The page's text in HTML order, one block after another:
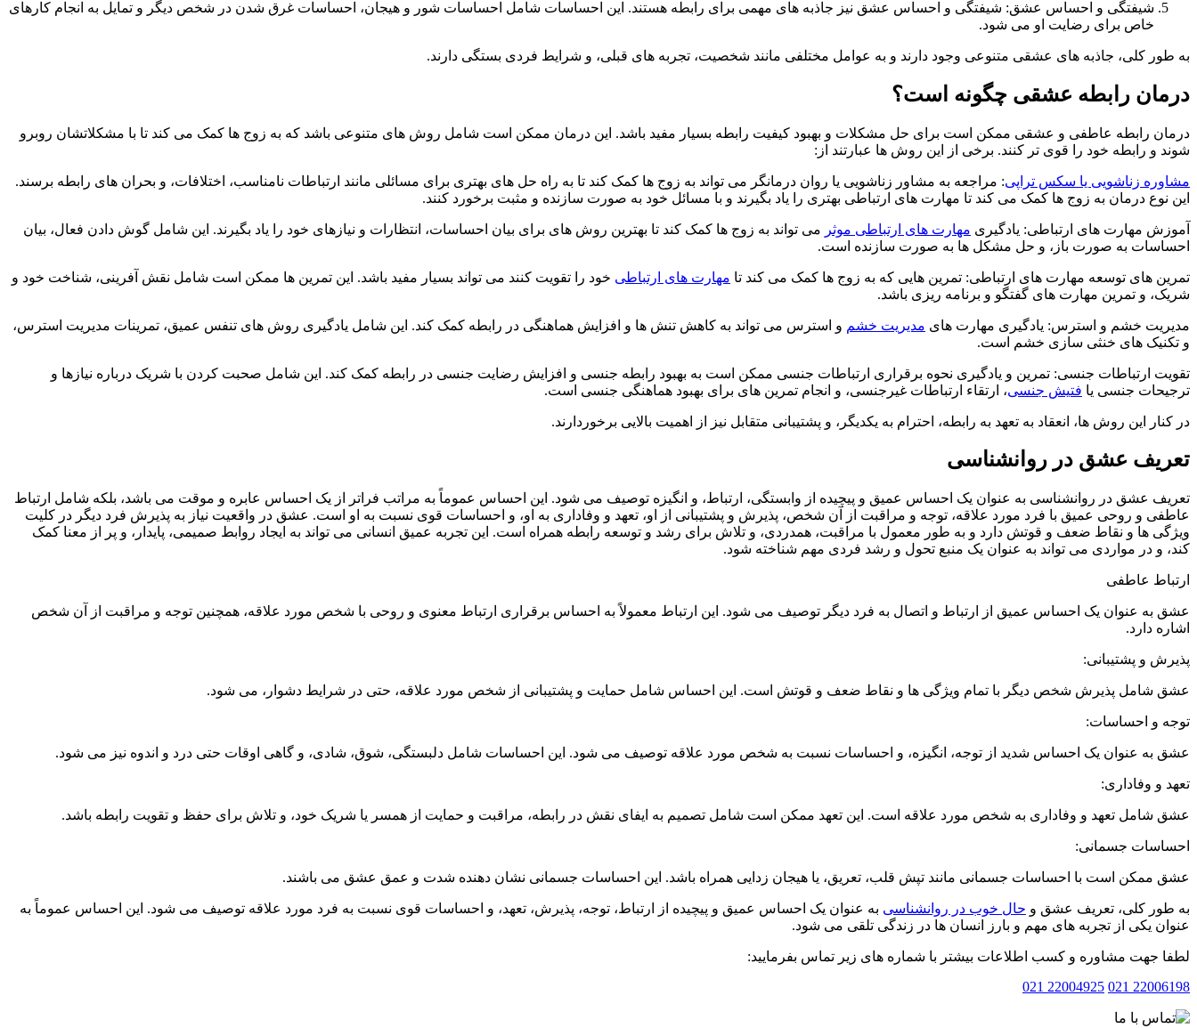
شیفتگی و احساس عشق: شیفتگی و احساس عشق نیز جاذبه های مهمی برای رابطه هستند. این احساسات شامل احساسات شور و هیجان، احساسات غرق شدن در شخص دیگر و تمایل به انجام کارهای
خاص برای رضایت او می شود.
به طور کلی، جاذبه های عشقی متنوعی وجود دارند و به عوامل مختلفی مانند شخصیت، تجربه های قبلی، و شرایط فردی بستگی دارند.
درمان رابطه عشقی چگونه است؟
درمان رابطه عاطفی و عشقی ممکن است برای حل مشکلات و بهبود کیفیت رابطه بسیار مفید باشد. این درمان ممکن است شامل روش های متنوعی باشد که به زوج ها کمک می کند تا با مشکلاتشان روبرو
شوند و رابطه خود را قوی تر کنند. برخی از این روش ها عبارتند از:
مشاوره زناشویی یا سکس تراپی: مراجعه به مشاور زناشویی یا روان درمانگر می تواند به زوج ها کمک کند تا به راه حل های بهتری برای مسائلی مانند ارتباطات نامناسب، اختلافات، و بحران های رابطه برسند.
این نوع درمان به زوج ها کمک می کند تا مهارت های ارتباطی بهتری را یاد بگیرند و با مسائل خود به صورت سازنده و مثبت برخورد کنند.
آموزش مهارت های ارتباطی: یادگیری مهارت های ارتباطی موثر می تواند به زوج ها کمک کند تا بهترین روش های برای بیان احساسات، انتظارات و نیازهای خود را یاد بگیرند. این شامل گوش دادن فعال، بیان
احساسات به صورت باز، و حل مشکل ها به صورت سازنده است.
تمرین های توسعه مهارت های ارتباطی: تمرین هایی که به زوج ها کمک می کند تا مهارت های ارتباطی خود را تقویت کنند می تواند بسیار مفید باشد. این تمرین ها ممکن است شامل نقش آفرینی، شناخت خود و
شریک، و تمرین مهارت های گفتگو و برنامه ریزی باشد.
مدیریت خشم و استرس: یادگیری مهارت های مدیریت خشم و استرس می تواند به کاهش تنش ها و افزایش هماهنگی در رابطه کمک کند. این شامل یادگیری روش های تنفس عمیق، تمرینات مدیریت استرس،
و تکنیک های خنثی سازی خشم است.
تقویت ارتباطات جنسی: تمرین و یادگیری نحوه برقراری ارتباطات جنسی ممکن است به بهبود رابطه جنسی و افزایش رضایت جنسی در رابطه کمک کند. این شامل صحبت کردن با شریک درباره نیازها و
ترجیحات جنسی یا فتیش جنسی، ارتقاء ارتباطات غیرجنسی، و انجام تمرین های برای بهبود هماهنگی جنسی است.
در کنار این روش ها، انعقاد به تعهد به رابطه، احترام به یکدیگر، و پشتیبانی متقابل نیز از اهمیت بالایی برخوردارند.
تعریف عشق در روانشناسی
تعریف عشق در روانشناسی به عنوان یک احساس عمیق و پیچیده از وابستگی، ارتباط، و انگیزه توصیف می شود. این احساس عموماً به مراتب فراتر از یک احساس عابره و موقت می باشد، بلکه شامل ارتباط
عاطفی و روحی عمیق با فرد مورد علاقه، توجه و مراقبت از آن شخص، پذیرش و پشتیبانی از او، تعهد و وفاداری به او، و احساسات قوی نسبت به او است. عشق در واقعیت نیاز به پذیرش فرد دیگر در کلیت
ویژگی ها و نقاط ضعف و قوتش دارد و به طور معمول با مراقبت، همدردی، و تلاش برای رشد و توسعه رابطه همراه است. این تجربه عمیق انسانی می تواند به ایجاد روابط صمیمی، پایدار، و پر از معنا کمک
کند، و در مواردی می تواند به عنوان یک منبع تحول و رشد فردی مهم شناخته شود.
ارتباط عاطفی
عشق به عنوان یک احساس عمیق از ارتباط و اتصال به فرد دیگر توصیف می شود. این ارتباط معمولاً به احساس برقراری ارتباط معنوی و روحی با شخص مورد علاقه، همچنین توجه و مراقبت از آن شخص
اشاره دارد.
پذیرش و پشتیبانی:
عشق شامل پذیرش شخص دیگر با تمام ویژگی ها و نقاط ضعف و قوتش است. این احساس شامل حمایت و پشتیبانی از شخص مورد علاقه، حتی در شرایط دشوار، می شود.
توجه و احساسات:
عشق به عنوان یک احساس شدید از توجه، انگیزه، و احساسات نسبت به شخص مورد علاقه توصیف می شود. این احساسات شامل دلبستگی، شوق، شادی، و گاهی اوقات حتی درد و اندوه نیز می شود.
تعهد و وفاداری:
عشق شامل تعهد و وفاداری به شخص مورد علاقه است. این تعهد ممکن است شامل تصمیم به ایفای نقش در رابطه، مراقبت و حمایت از همسر یا شریک خود، و تلاش برای حفظ و تقویت رابطه باشد.
احساسات جسمانی:
عشق ممکن است با احساسات جسمانی مانند تپش قلب، تعریق، یا هیجان زدایی همراه باشد. این احساسات جسمانی نشان دهنده شدت و عمق عشق می باشند.
به طور کلی، تعریف عشق و حال خوب در روانشناسی به عنوان یک احساس عمیق و پیچیده از ارتباط، توجه، پذیرش، تعهد، و احساسات قوی نسبت به فرد مورد علاقه توصیف می شود. این احساس عموماً به
عنوان یکی از تجربه های مهم و بارز انسان ها در زندگی تلقی می شود.
لطفا جهت مشاوره و کسب اطلاعات بیشتر با شماره های زیر تماس بفرمایید:
22006198 021
22004925 021